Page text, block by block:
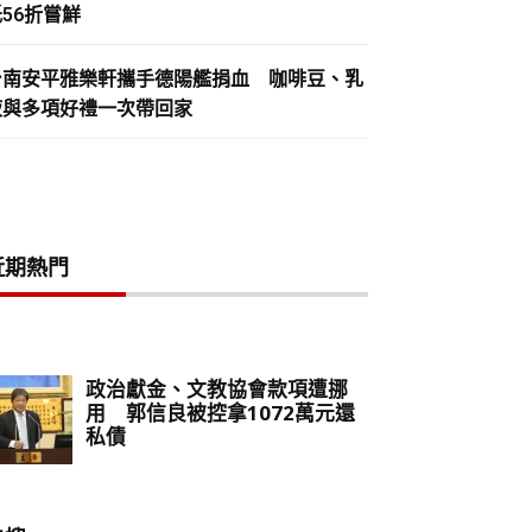
折嘗鮮
安平雅樂軒攜手德陽艦捐血 咖啡豆、乳
多項好禮一次帶回家
熱門